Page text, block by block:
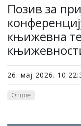
Позив за
књижевна
26. мај 2026.
Опште